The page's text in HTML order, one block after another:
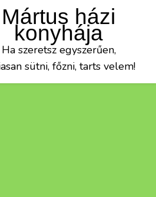
Mártus házi
konyhája
Ha szeretsz egyszerűen,
sütni, főzni, tarts velem!